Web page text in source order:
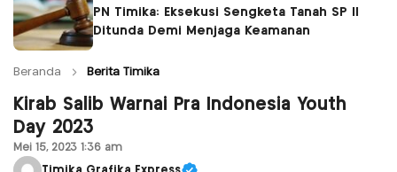
PN Timika: Eksekusi Sengketa Tanah SP II
Ditunda Demi Menjaga Keamanan
Beranda Berita Timika
Kirab Salib Warnai Pra Indonesia Youth
Day 2023
Mei 15, 2023 1:36 am